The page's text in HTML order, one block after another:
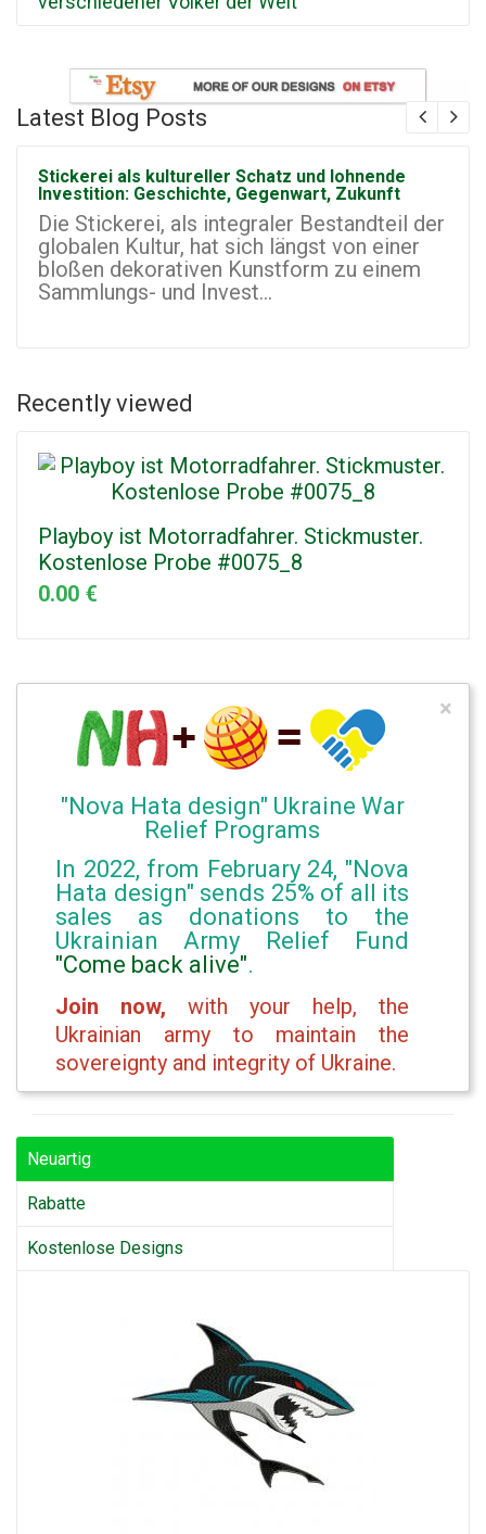
Latest Blog Posts
Stickerei als kultureller Schatz und lohnende
Investition: Geschichte, Gegenwart, Zukunft
Die Stickerei, als integraler Bestandteil der
globalen Kultur, hat sich längst von einer
bloßen dekorativen Kunstform zu einem
Sammlungs- und Invest...
Recently viewed
Playboy ist Motorradfahrer. Stickmuster.
Kostenlose Probe #0075_8
0.00 €
"Nova Hata design" Ukraine War
Relief Programs
In 2022, from February 24, "Nova
Hata design" sends 25% of all its
sales as donations to the
Ukrainian Army Relief Fund
"Come back alive".
Join now, with your help, the
Ukrainian army to maintain the
sovereignty and integrity of Ukraine.
×
Neuartig
Rabatte
Kostenlose Designs